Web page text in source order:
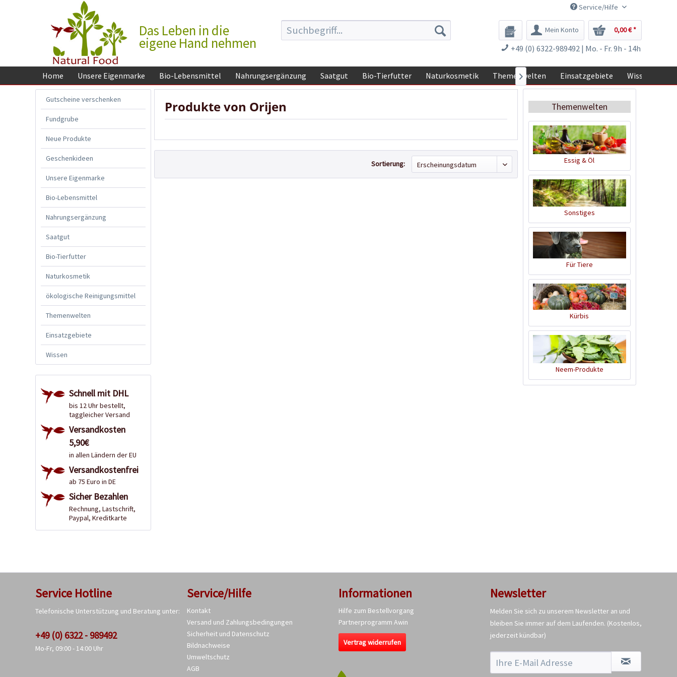
Service/Hilfe
Das Leben in die
eigene Hand nehmen
Mein Konto 0,00 € *
+49 (0) 6322-989492 | Mo. - Fr. 9h - 14h
Home Unsere Eigenmarke Bio-Lebensmittel Nahrungsergänzung Saatgut Bio-Tierfutter Naturkosmetik Themenwelten Einsatzgebiete Wissen

Gutscheine verschenken
Fundgrube
Neue Produkte
Geschenkideen
Unsere Eigenmarke
Bio-Lebensmittel
Nahrungsergänzung
Saatgut
Bio-Tierfutter
Naturkosmetik
ökologische Reinigungsmittel
Themenwelten
Einsatzgebiete
Wissen
Schnell mit DHL
bis 12 Uhr bestellt,
taggleicher Versand
Versandkosten
5,90€
in allen Ländern der EU
Versandkostenfrei
ab 75 Euro in DE
Sicher Bezahlen
Rechnung, Lastschrift,
Paypal, Kreditkarte
Produkte von Orijen
Sortierung:
Themenwelten
Essig & Öl
Sonstiges
Für Tiere
Kürbis
Neem-Produkte
Service Hotline
Telefonische Unterstützung und Beratung unter:
+49 (0) 6322 - 989492
Mo-Fr, 09:00 - 14:00 Uhr
Service/Hilfe
Kontakt
Versand und Zahlungsbedingungen
Sicherheit und Datenschutz
Bildnachweise
Umweltschutz
AGB
Informationen
Hilfe zum Bestellvorgang
Partnerprogramm Awin
Vertrag widerrufen
Newsletter
Melden Sie sich zu unserem Newsletter an und
bleiben Sie immer auf dem Laufenden. (Kostenlos,
jederzeit kündbar)